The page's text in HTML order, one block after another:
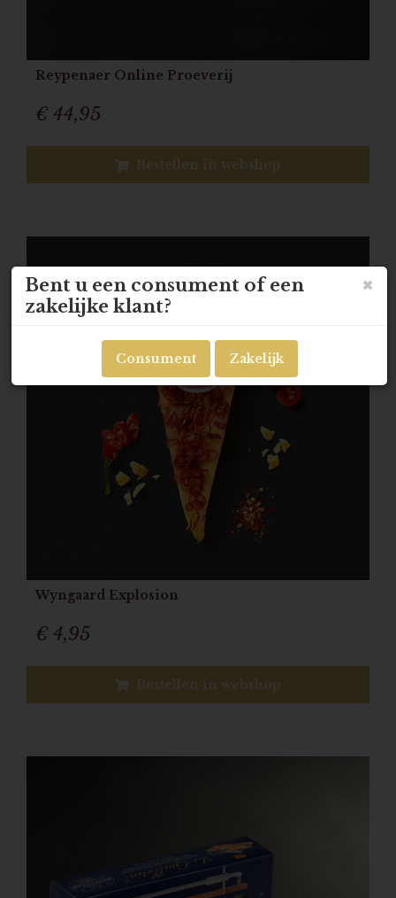
Reypenaer Online Proeverij
€ 44,95
Bestellen in webshop
Wyngaard Explosion
€ 4,95
Bestellen in webshop
Consument Zakelijk
Bent u een consument of een
zakelijke klant?